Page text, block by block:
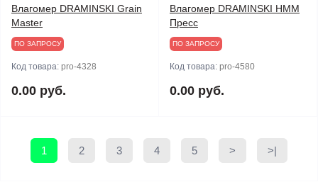
Влагомер DRAMINSKI Grain
Master
ПО ЗАПРОСУ
Код товара: pro-4328
0.00 руб.
Влагомер DRAMINSKI HMM
Пресс
ПО ЗАПРОСУ
Код товара: pro-4580
0.00 руб.
1 2 3 4 5 > >|